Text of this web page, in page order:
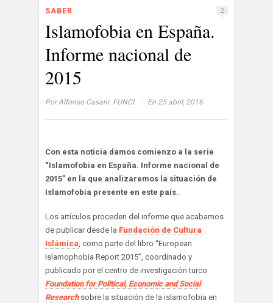
SABER 2
Islamofobia en España.
Informe nacional de
2015
PorAlfonso Casani. FUNCI · En 25 abril, 2016
Con esta noticia damos comienzo a la serie
“Islamofobia en España. Informe nacional de
2015” en la que analizaremos la situación de
Islamofobia presente en este país.
Los artículos proceden del informe que acabamos
de publicar desde la Fundación de Cultura
Islámica, como parte del libro “European
Islamophobia Report 2015”, coordinado y
publicado por el centro de investigación turco
Foundation for Political, Economic and Social
Researchsobre la situación de la islamofobia en